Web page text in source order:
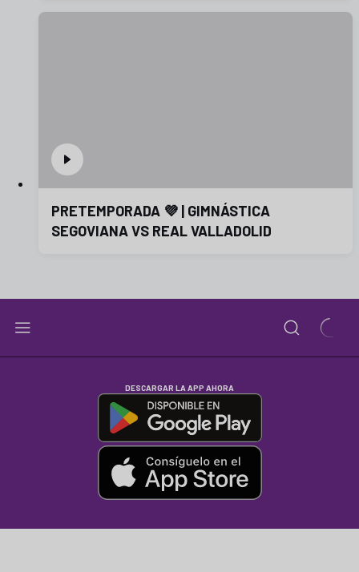
PRETEMPORADA 💜 | GIMNÁSTICA
SEGOVIANA VS REAL VALLADOLID
DESCARGAR LA APP AHORA